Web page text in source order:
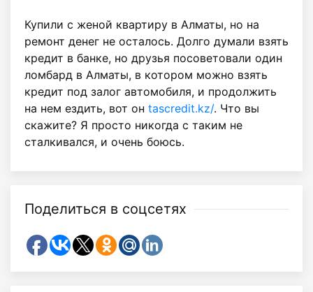
Купили с женой квартиру в Алматы, но на
ремонт денег не осталось. Долго думали взять
кредит в банке, но друзья посоветовали один
ломбард в Алматы, в котором можно взять
кредит под залог автомобиля, и продолжить
на нем ездить, вот он tascredit.kz/. Что вы
скажите? Я просто никогда с таким не
сталкивался, и очень боюсь.
Поделиться в соцсетях